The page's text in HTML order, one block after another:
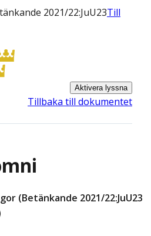
2021/22:JuU23Till
Aktivera lyssna
Tillbaka till dokumentet
(Betänkande 2021/22:JuU23